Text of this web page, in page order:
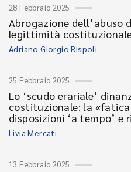
28 Febbraio 2025
Abrogazione dell’abuso
legittimità
Adriano Giorgio Rispoli
25 Febbraio 2025
Lo ‘scudo erariale’
costituzionale: la
disposizioni ‘a tempo’ e
Livia Mercati
13 Febbraio 2025